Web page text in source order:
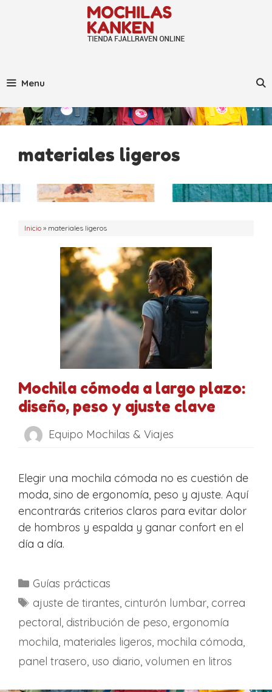
Menu
materiales ligeros
Inicio » materiales ligeros
Mochila cómoda a largo plazo:
diseño, peso y ajuste clave
Equipo Mochilas & Viajes
Elegir una mochila cómoda no es cuestión de
moda, sino de ergonomía, peso y ajuste. Aquí
encontrarás criterios claros para evitar dolor
de hombros y espalda y ganar confort en el
día a día.
C
a
g
o
Guías prácticas
E
t
u
ajuste de tirantes, cinturón lumbar, correa
pectoral, distribución de peso, ergonomía
mochila, materiales ligeros, mochila cómoda,
panel trasero, uso diario, volumen en litros